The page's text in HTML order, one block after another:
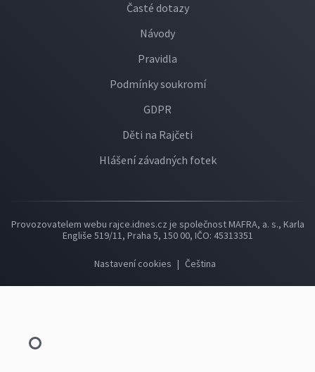
Časté dotazy
Návody
Pravidla
Podmínky soukromí
GDPR
Děti na Rajčeti
Hlášení závadných fotek
Provozovatelem webu rajce.idnes.cz je společnost MAFRA, a. s., Karla
Engliše 519/11, Praha 5, 150 00, IČO: 45313351
Nastavení cookies | Čeština